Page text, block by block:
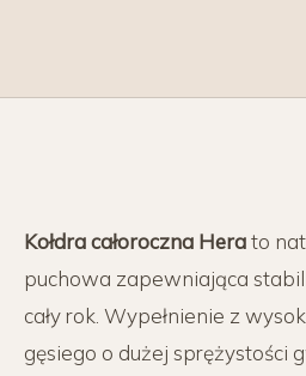
Kołdra całoroczna Herato
puchowa zapewniająca
cały rok. Wypełnienie z
gęsiego o dużej sprężystości